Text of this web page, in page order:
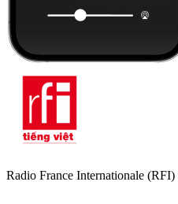
Radio France Internationale (RFI)